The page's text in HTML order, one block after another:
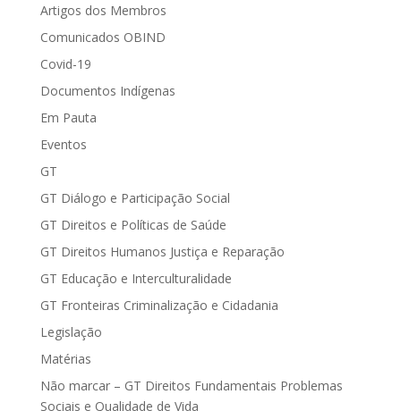
Artigos dos Membros
Comunicados OBIND
Covid-19
Documentos Indígenas
Em Pauta
Eventos
GT
GT Diálogo e Participação Social
GT Direitos e Políticas de Saúde
GT Direitos Humanos Justiça e Reparação
GT Educação e Interculturalidade
GT Fronteiras Criminalização e Cidadania
Legislação
Matérias
Não marcar – GT Direitos Fundamentais Problemas
Sociais e Qualidade de Vida